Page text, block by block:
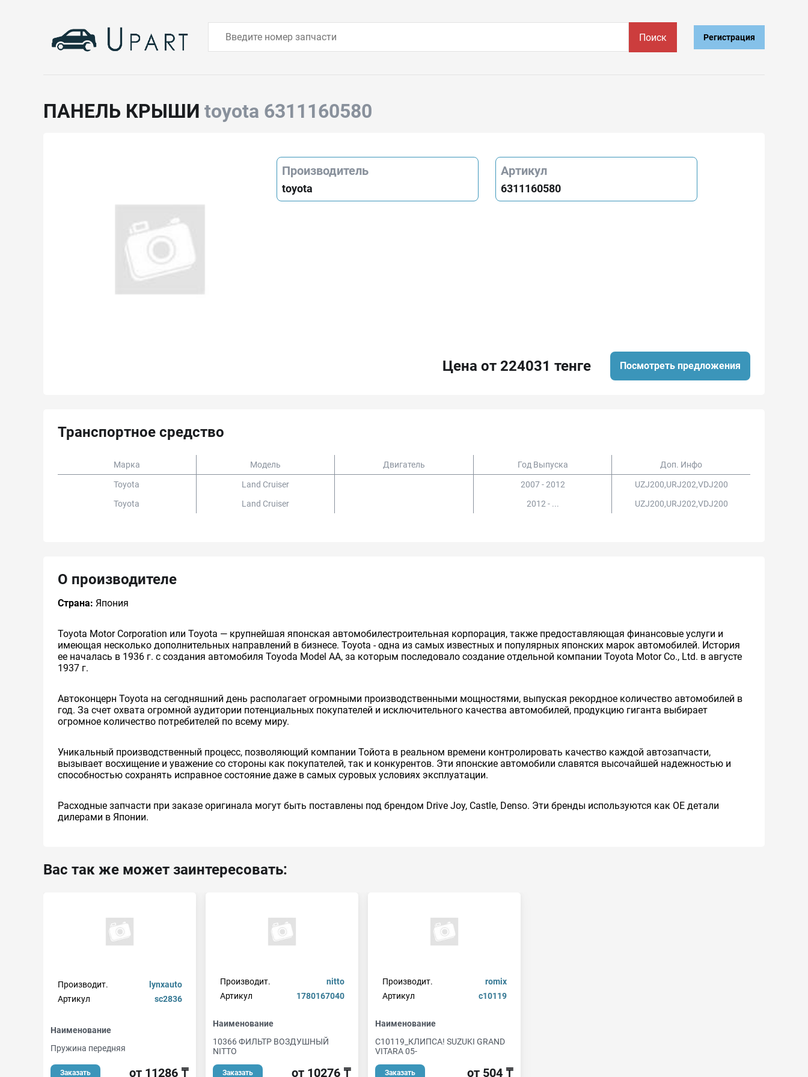
Поиск Регистрация
ПАНЕЛЬ КРЫШИ toyota 6311160580
Производитель
toyota
Артикул
6311160580
Цена от 224031 тенге Посмотреть предложения
Транспортное средство
Марка Модель Двигатель Год Выпуска Доп. Инфо
Toyota Land Cruiser 2007 - 2012
UZJ200,URJ202,VDJ200
Toyota
Land Cruiser 2012 - ... UZJ200,URJ202,VDJ200
О производителе
Страна: Япония
Toyota Motor Corporation или Toyota — крупнейшая японская автомобилестроительная корпорация, также предоставляющая финансовые услуги и
имеющая несколько дополнительных направлений в бизнесе. Toyota - одна из самых известных и популярных японских марок автомобилей. История
ее началась в 1936 г. с создания автомобиля Toyoda Model AA, за которым последовало создание отдельной компании Toyota Motor Co., Ltd. в августе
1937 г.
Автоконцерн Toyota на сегодняшний день располагает огромными производственными мощностями, выпуская рекордное количество автомобилей в
год. За счет охвата огромной аудитории потенциальных покупателей и исключительного качества автомобилей, продукцию гиганта выбирает
огромное количество потребителей по всему миру.
Уникальный производственный процесс, позволяющий компании Тойота в реальном времени контролировать качество каждой автозапчасти,
вызывает восхищение и уважение со стороны как покупателей, так и конкурентов. Эти японские автомобили славятся высочайшей надежностью и
способностью сохранять исправное состояние даже в самых суровых условиях эксплуатации.
Расходные запчасти при заказе оригинала могут быть поставлены под брендом Drive Joy, Castle, Denso. Эти бренды используются как ОЕ детали
дилерами в Японии.
Вас так же может заинтересовать:
Производит.
lynxauto
Артикул
sc2836
Наименование
Пружина передняя
Заказать от 11286 ₸
Производит.
nitto
Артикул
1780167040
Наименование
10366 ФИЛЬТР ВОЗДУШНЫЙ
NITTO
Заказать от 10276 ₸
Производит.
romix
Артикул
c10119
Наименование
C10119_КЛИПСА! SUZUKI GRAND
VITARA 05-
Заказать от 504 ₸